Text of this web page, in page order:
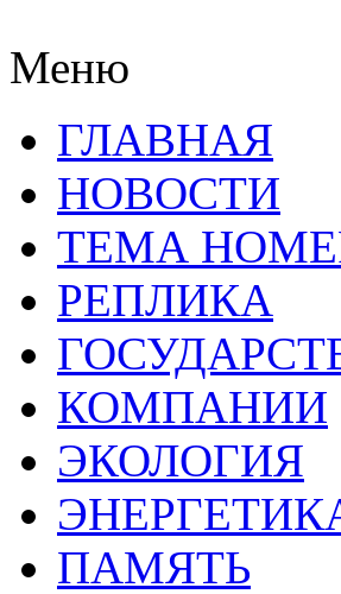
Меню
ГЛАВНАЯ
НОВОСТИ
ТЕМА
РЕПЛИКА
КОМПАНИИ
ЭКОЛОГИЯ
ПАМЯТЬ